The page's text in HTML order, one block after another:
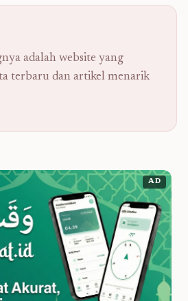
adalah website yang
terbaru dan artikel menarik
AD